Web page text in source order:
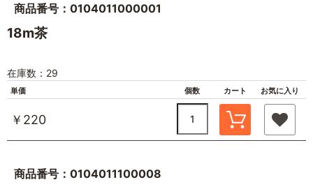
商品番号：0104011000001
18m茶
在庫数：29
単価 個数 カート お気に入り
￥220
商品番号：0104011100008